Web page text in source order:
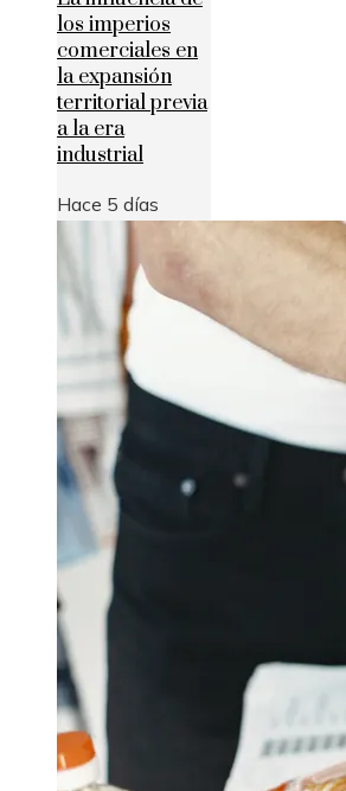
los imperios
comerciales en
la expansión
territorial previa
a la era
industrial
Hace 5 días